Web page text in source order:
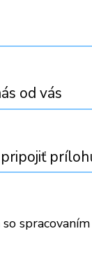
od vás
spracovaním